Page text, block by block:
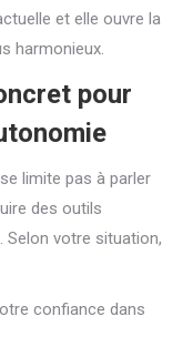
et elle ouvre la
harmonieux.
pour
limite pas à parler
des outils
Selon votre situation,
confiance dans